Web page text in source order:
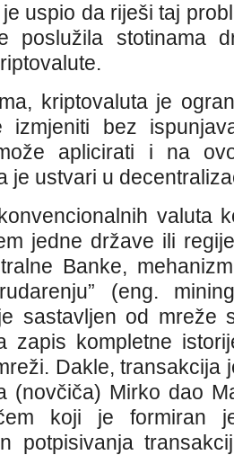
uspio da riješi taj
poslužila stotinama
kriptovaluta je
bez
aplicirati i na
je ustvari u
valuta
jedne države ili
Banke,
(eng.
sastavljen od mreže
zapis kompletne
Dakle, transakcija
(novčiča) Mirko dao
koji je formiran
potpisivanja